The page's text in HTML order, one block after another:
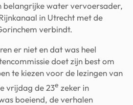
belangrijke water vervoersader,
in Utrecht met de
verbindt.
er niet en dat was heel
doet zijn best om
te kiezen voor de lezingen van
vrijdag de 23e zeker in
boeiend, de verhalen